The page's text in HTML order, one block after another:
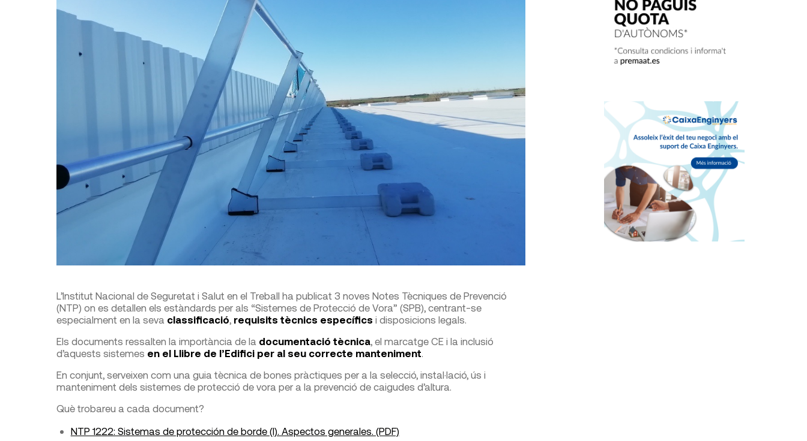
L’Institut Nacional de Seguretat i Salut en el Treball ha publicat 3 noves Notes Tècniques de Prevenció
(NTP) on es detallen els estàndards per als “Sistemes de Protecció de Vora” (SPB), centrant-se
especialment en la seva classificació, requisits tècnics específics i disposicions legals.
Els documents ressalten la importància de la documentació tècnica, el marcatge CE i la inclusió
d’aquests sistemes en el Llibre de l’Edifici per al seu correcte manteniment.
En conjunt, serveixen com una guia tècnica de bones pràctiques per a la selecció, instal·lació, ús i
manteniment dels sistemes de protecció de vora per a la prevenció de caigudes d’altura.
Què trobareu a cada document?
NTP 1222: Sistemas de protección de borde (I). Aspectos generales. (PDF)